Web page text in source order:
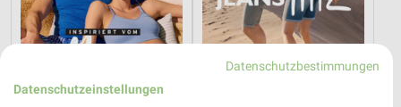
Datenschutzbestimmungen
Datenschutzeinstellungen